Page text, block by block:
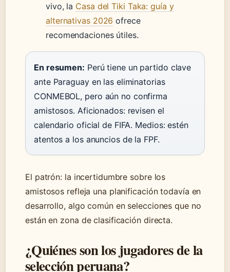
vivo, la Casa del Tiki Taka: guía y
alternativas 2026 ofrece
recomendaciones útiles.
En resumen: Perú tiene un partido clave
ante Paraguay en las eliminatorias
CONMEBOL, pero aún no confirma
amistosos. Aficionados: revisen el
calendario oficial de FIFA. Medios: estén
atentos a los anuncios de la FPF.
El patrón: la incertidumbre sobre los
amistosos refleja una planificación todavía en
desarrollo, algo común en selecciones que no
están en zona de clasificación directa.
¿Quiénes son los jugadores de la
selección peruana?